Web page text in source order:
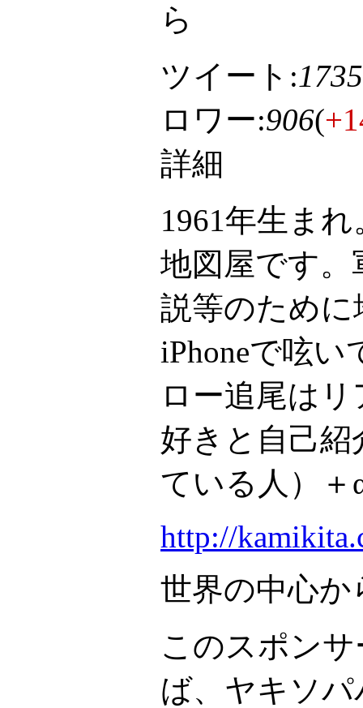
ら
ツイート:
ロワー:906(
詳細
1961年生ま
地図屋です。
説等のため
iPhoneで呟
ロー追尾は
好きと自己
ている人）＋
http://
世界の中心か
このスポン
ば、ヤキソ